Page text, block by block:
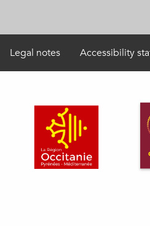
Legal notes Accessibility